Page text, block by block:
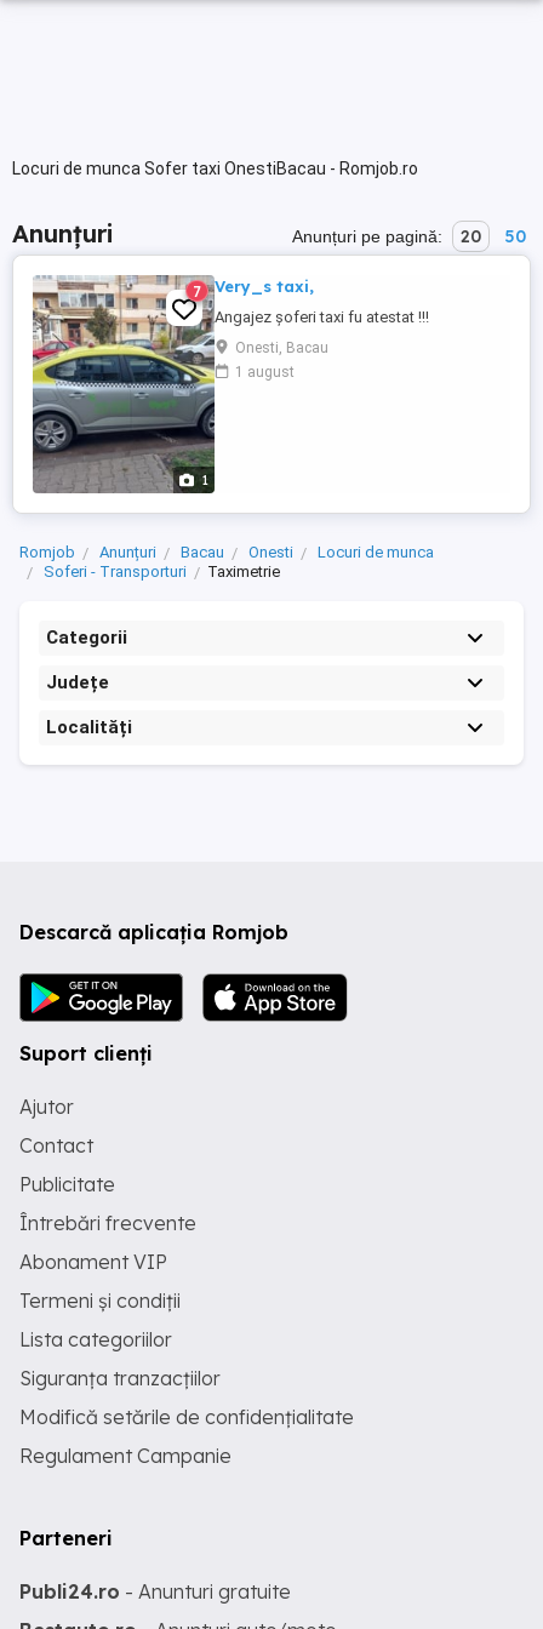
Locuri de munca Sofer taxi OnestiBacau - Romjob.ro
Anunțuri Anunțuri pe pagină: 20 50
1
7 Very_s taxi,
Angajez șoferi taxi fu atestat !!!
Onesti, Bacau
1 august
Romjob Anunțuri Bacau Onesti
Locuri de munca
Soferi - Transporturi
Taximetrie
Categorii
Județe
Localități
Descarcă aplicația Romjob
Suport clienți
Ajutor
Contact
Publicitate
Întrebări frecvente
Abonament VIP
Termeni și condiții
Lista categoriilor
Siguranța tranzacțiilor
Modifică setările de confidențialitate
Regulament Campanie
Parteneri
Publi24.ro - Anunturi gratuite